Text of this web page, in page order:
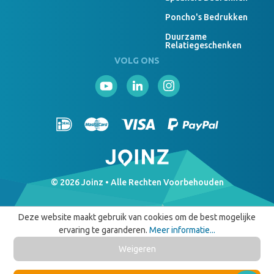
Poncho's Bedrukken
Duurzame
Relatiegeschenken
VOLG ONS
© 2026 Joinz • Alle Rechten Voorbehouden
Deze website maakt gebruik van cookies om de best mogelijke
ervaring te garanderen. Meer informatie...
Weigeren